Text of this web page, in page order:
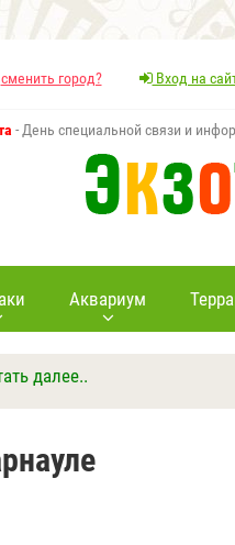
сменить город? Вход на
- День специальной связи и
Аквариум
далее..
Ответить Другие